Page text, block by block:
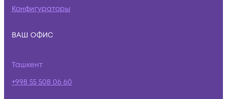
Конфигураторы
ВАШ ОФИС
Ташкент
+998 55 508 06 60